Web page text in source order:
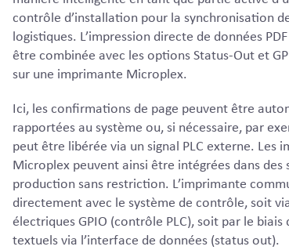
contrôle d’installation pour la synchronisation
logistiques. L’impression directe de données
être combinée avec les options Status-Out et
sur une imprimante Microplex.
Ici, les confirmations de page peuvent être
rapportées au système ou, si nécessaire, par
peut être libérée via un signal PLC externe. Les
Microplex peuvent ainsi être intégrées dans des
production sans restriction. L’imprimante
directement avec le système de contrôle, soit
électriques GPIO (contrôle PLC), soit par le biais
textuels via l’interface de données (status out).